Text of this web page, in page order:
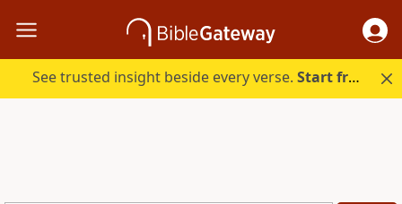
See trusted insight beside every verse.Start free.